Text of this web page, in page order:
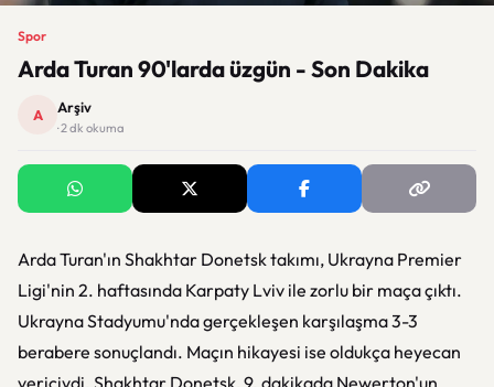
Spor
Arda Turan 90'larda üzgün - Son Dakika
A Arşiv
· 2 dk okuma
Arda Turan'ın Shakhtar Donetsk takımı, Ukrayna Premier
Ligi'nin 2. haftasında Karpaty Lviv ile zorlu bir maça çıktı.
Ukrayna Stadyumu'nda gerçekleşen karşılaşma 3-3
berabere sonuçlandı. Maçın hikayesi ise oldukça heyecan
vericiydi. Shakhtar Donetsk, 9. dakikada Newerton'un